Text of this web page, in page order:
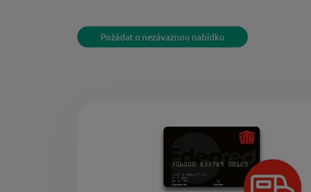
Požádat o nezávaznou nabídku